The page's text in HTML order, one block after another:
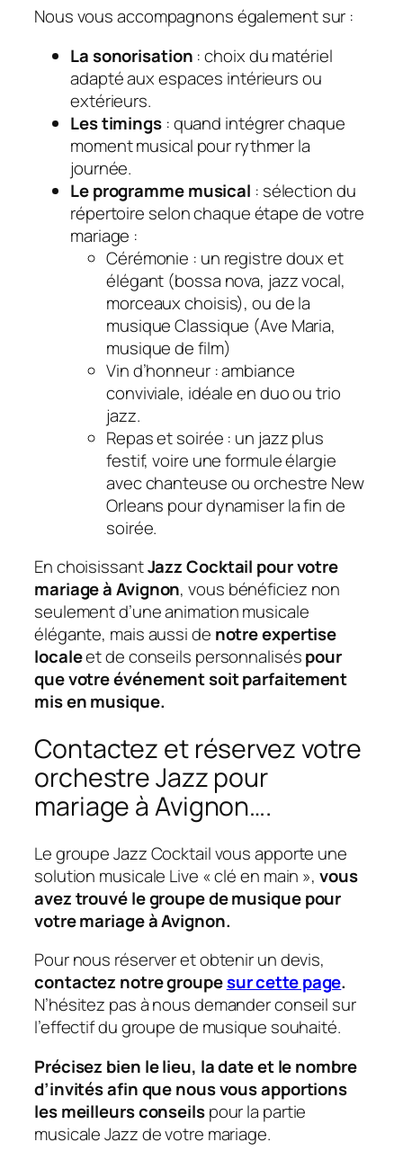
Nous vous accompagnons également sur :
La sonorisation : choix du matériel
adapté aux espaces intérieurs ou
extérieurs.
Les timings: quand intégrer chaque
moment musical pour rythmer la
journée.
Le programme musical : sélection du
répertoire selon chaque étape de votre
mariage :
Cérémonie : un registre doux et
élégant (bossa nova, jazz vocal,
morceaux choisis), ou de la
musique Classique (Ave Maria,
musique de film)
Vin d’honneur: ambiance
conviviale, idéale en duo ou trio
jazz.
Repas et soirée : un jazz plus
festif, voire une formule élargie
avec chanteuse ou orchestre New
Orleans pour dynamiser la fin de
soirée.
En choisissantJazz Cocktail pour votre
mariage à Avignon, vous bénéficiez non
seulement d’une animation musicale
élégante, mais aussi de notre expertise
localeet de conseils personnaliséspour
que votre événement soit parfaitement
mis en musique.
Contactez et réservez votre
orchestre Jazz pour
mariage à Avignon….
Le groupe Jazz Cocktail vous apporte une
solution musicale Live « clé en main », vous
avez trouvé le groupe de musique pour
votre mariage à Avignon.
Pour nous réserver et obtenir un devis,
contactez notre groupesur cette page.
N’hésitez pas à nous demander conseil sur
l’effectif du groupe de musique souhaité.
Précisez bien le lieu, la date et le nombre
d’invités afin que nous vous apportions
les meilleurs conseilspour la partie
musicale Jazz de votre mariage.